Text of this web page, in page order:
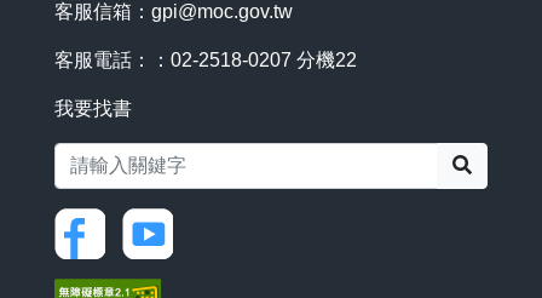
客服信箱： gpi@moc.gov.tw
客服電話：：02-2518-0207 分機22
我要找書